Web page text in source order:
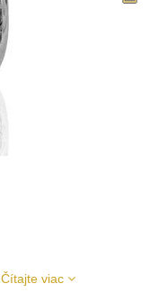
Čítajte viac